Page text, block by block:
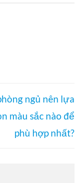
ngủ nên lựa
màu sắc nào để
phù hợp nhất?